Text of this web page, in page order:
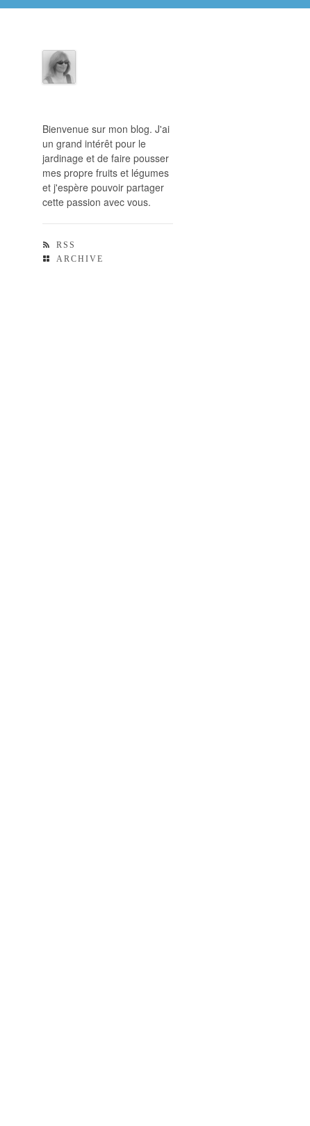
Bienvenue sur mon blog. J'ai
un grand intérêt pour le
jardinage et de faire pousser
mes propre fruits et légumes
et j'espère pouvoir partager
cette passion avec vous.
RSS
ARCHIVE